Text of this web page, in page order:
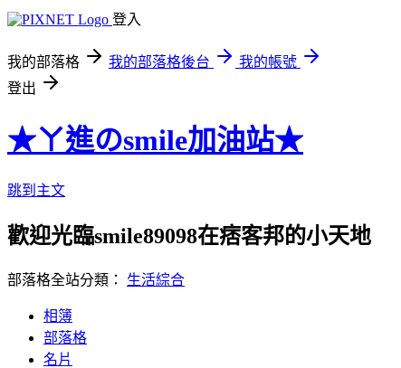
登入
我的部落格 我的部落格後台
我的帳號
登出
★ㄚ進のsmile加油站★
跳到主文
歡迎光臨smile89098在痞客邦的小天地
部落格全站分類： 生活綜合
相簿
部落格
名片